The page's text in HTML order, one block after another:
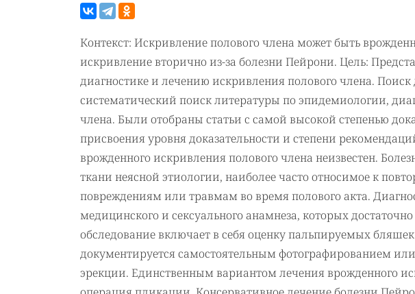
Контекст: Искривление полового члена может быть
искривление вторично из-за болезни Пейрони. Цель:
диагностике и лечению искривления полового члена.
систематический поиск литературы по эпидемиологии,
члена. Были отобраны статьи с самой высокой степенью
присвоения уровня доказательности и степени
врожденного искривления полового члена неизвестен.
ткани неясной этиологии, наиболее часто относимое к
повреждениям или травмам во время полового акта.
медицинского и сексуального анамнеза, которых
обследование включает в себя оценку пальпируемых
документируется самостоятельным фотографированием
эрекции. Единственным вариантом лечения врожденного